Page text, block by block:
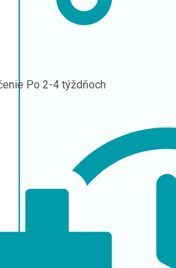
Po 2-4 týždňoch